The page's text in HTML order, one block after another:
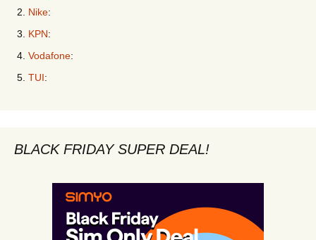
Nike:
KPN:
Vodafone:
TUI:
BLACK FRIDAY SUPER DEAL!